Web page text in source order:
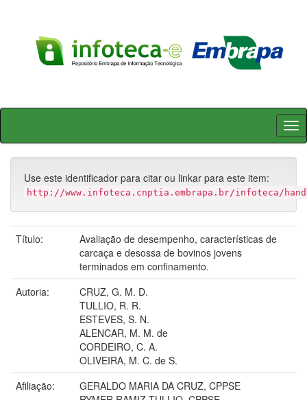
Skip
Use este identificador para citar ou linkar para este item:
http://www.infoteca.cnptia.embrapa.br/infoteca/
Título:
Avaliação de desempenho, características de
carcaça e desossa de bovinos jovens
terminados em confinamento.
Autoria:
CRUZ, G. M. D.
TULLIO, R. R.
ESTEVES, S. N.
ALENCAR, M. M. de
CORDEIRO, C. A.
OLIVEIRA, M. C. de S.
Afiliação:
GERALDO MARIA DA CRUZ, CPPSE